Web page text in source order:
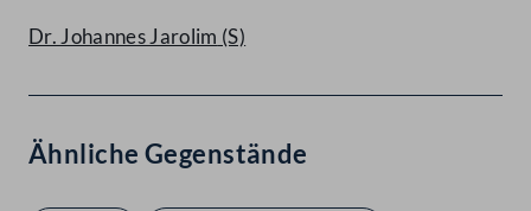
Dr. Johannes Jarolim (S)
Ähnliche Gegenstände